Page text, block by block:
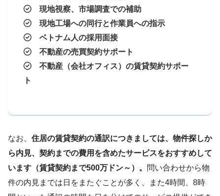
現地視察、市場調査での補助
現地工場への同行と作業員への指示
ベトナム人の採用面接
不動産の売買契約サポート
不動産（会社オフィス）の賃貸契約サポー
ト
なお、 住居の賃貸契約の通訳につきましては、物件探しか
ら内見、契約までの費用を含めたサービスをおすすめして
います（賃貸契約まで500万ドン～）。
問い合わせから物
件の内見までは日をまたぐことが多く、また4時間、8時